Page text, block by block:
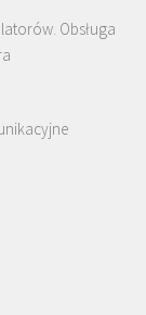
Obsługa